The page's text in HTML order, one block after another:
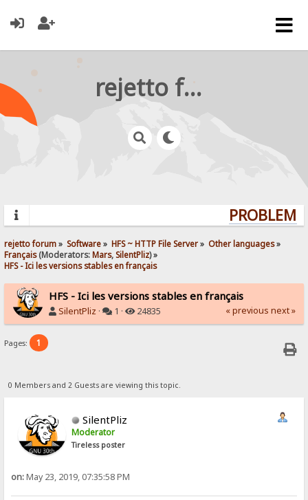
rejetto forum
rejetto forum» Software» HFS ~ HTTP File Server» Other languages»
Français(Moderators:Mars,SilentPliz) »
HFS - Ici les versions stables en français
HFS - Ici les versions stables en français
SilentPliz · 1 · 24835 « previous next »
Pages: 1
0 Members and 2 Guests are viewing this topic.
SilentPliz
Moderator
Tireless poster
on:May 23, 2019, 07:35:58 PM